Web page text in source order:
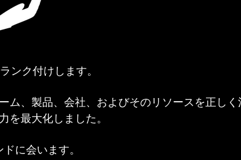
ンク付けします。
ム、製品、会社、およびそのリソースを正しく
を最大化しました。
に会います。